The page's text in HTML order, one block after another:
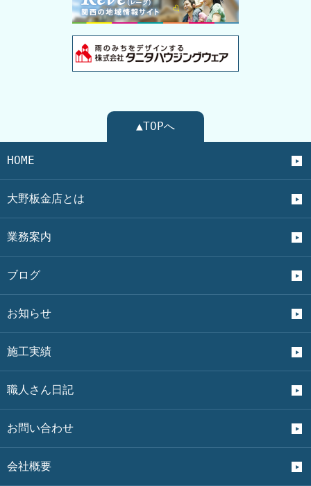
▲TOPへ
HOME
大野板金店とは
業務案内
ブログ
お知らせ
施工実績
職人さん日記
お問い合わせ
会社概要